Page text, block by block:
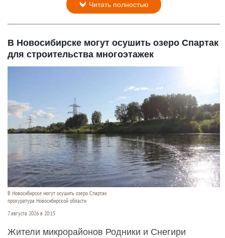
Читать полностью
В Новосибирске могут осушить озеро Спартак
для строительства многоэтажек
В Новосибирске могут осушить озеро Спартак
прокуратура Новосибирской области
7 августа 2026 в 20:15
Жители микрорайонов Родники и Снегири